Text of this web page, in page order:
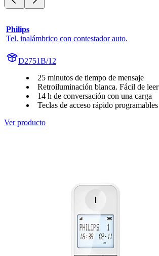
Philips
Tel. inalámbrico con contestador auto.
D2751B/12
25 minutos de tiempo de mensaje
Retroiluminación blanca. Fácil de leer
14 h de conversación con una carga
Teclas de acceso rápido programables
Ver producto